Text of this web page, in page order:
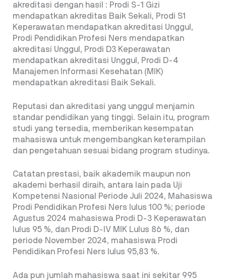
akreditasi dengan hasil : Prodi S-1 Gizi
mendapatkan akreditas Baik Sekali, Prodi S1
Keperawatan mendapatkan akreditasi Unggul,
Prodi Pendidikan Profesi Ners mendapatkan
akreditasi Unggul, Prodi D3 Keperawatan
mendapatkan akreditasi Unggul, Prodi D-4
Manajemen Informasi Kesehatan (MIK)
mendapatkan akreditasi Baik Sekali.
Reputasi dan akreditasi yang unggul menjamin
standar pendidikan yang tinggi. Selain itu, program
studi yang tersedia, memberikan kesempatan
mahasiswa untuk mengembangkan keterampilan
dan pengetahuan sesuai bidang program studinya.
Catatan prestasi, baik akademik maupun non
akademi berhasil diraih, antara lain pada Uji
Kompetensi Nasional Periode Juli 2024, Mahasiswa
Prodi Pendidikan Profesi Ners lulus 100 %; periode
Agustus 2024 mahasiswa Prodi D-3 Keperawatan
lulus 95 %, dan Prodi D-IV MIK Lulus 86 %, dan
periode November 2024, mahasiswa Prodi
Pendidikan Profesi Ners lulus 95,83 %.
Ada pun jumlah mahasiswa saat ini sekitar 995